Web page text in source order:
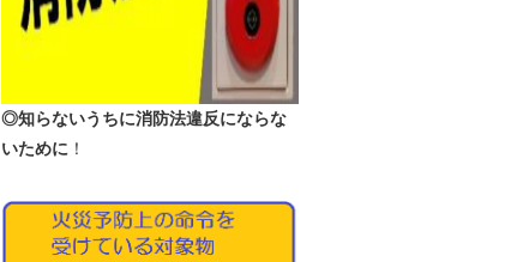
◎知らないうちに消防法違反にならな
いために ！